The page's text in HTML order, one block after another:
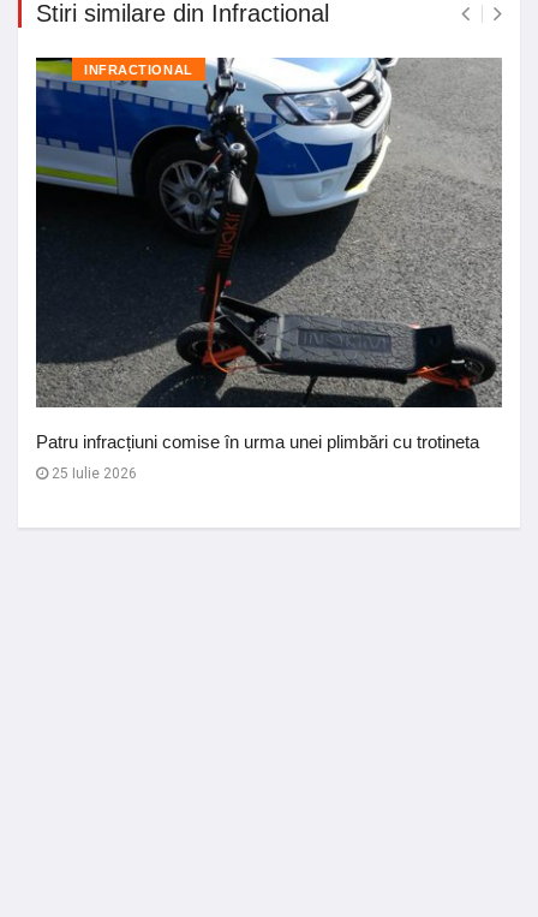
Stiri similare din Infractional
INFRACTIONAL
Patru infracțiuni comise în urma unei plimbări cu trotineta
25 Iulie 2026